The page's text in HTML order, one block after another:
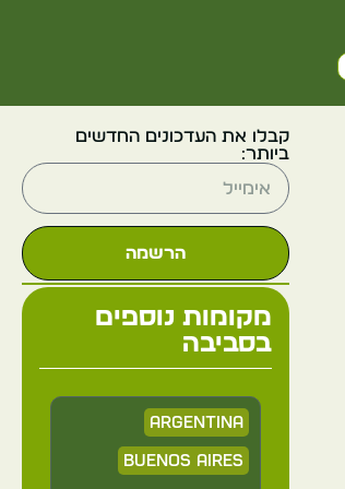
קבלו את העדכונים החדשים
ביותר:
הרשמה
מקומות נוספים
בסביבה
Argentina
Buenos Aires